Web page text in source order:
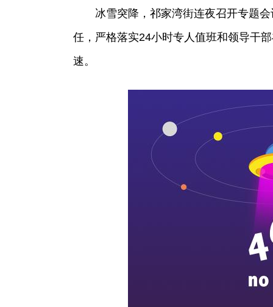
冰雪突降，祁家湾街连夜召开专题
任，严格落实24小时专人值班和领导干
速。